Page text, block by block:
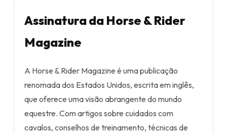
Assinatura da Horse & Rider
Magazine
A Horse & Rider Magazine é uma publicação
renomada dos Estados Unidos, escrita em inglês,
que oferece uma visão abrangente do mundo
equestre. Com artigos sobre cuidados com
cavalos, conselhos de treinamento, técnicas de